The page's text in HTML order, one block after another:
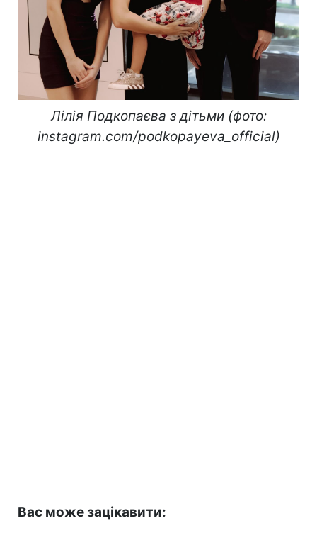
Лілія Подкопаєва з дітьми (фото:
instagram.com/podkopayeva_official)
Вас може зацікавити: